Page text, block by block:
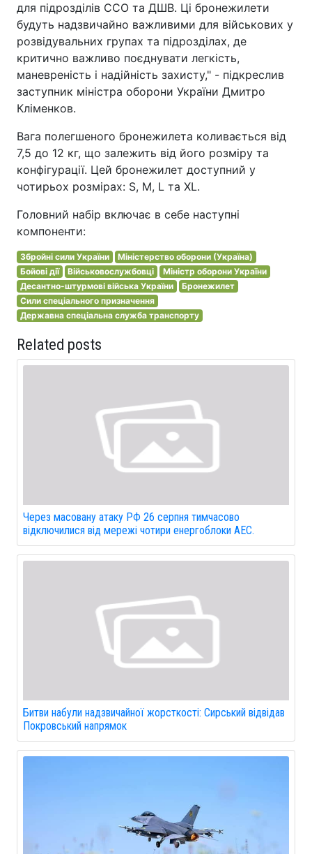
для підрозділів ССО та ДШВ. Ці бронежилети
будуть надзвичайно важливими для військових у
розвідувальних групах та підрозділах, де
критично важливо поєднувати легкість,
маневреність і надійність захисту," - підкреслив
заступник міністра оборони України Дмитро
Кліменков.
Вага полегшеного бронежилета коливається від
7,5 до 12 кг, що залежить від його розміру та
конфігурації. Цей бронежилет доступний у
чотирьох розмірах: S, M, L та XL.
Головний набір включає в себе наступні
компоненти:
Збройні сили України
Міністерство оборони (Україна)
Бойові дії
Військовослужбовці
Міністр оборони України
Десантно-штурмові війська України
Бронежилет
Сили спеціального призначення
Державна спеціальна служба транспорту
Related posts
Через масовану атаку РФ 26 серпня тимчасово
відключилися від мережі чотири енергоблоки АЕС.
Битви набули надзвичайної жорсткості: Сирський відвідав
Покровський напрямок